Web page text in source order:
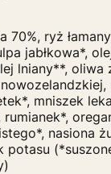
70%, ryż
jabłkowa*,
lniany**, oliwa
mniszek
nasiona
potasu